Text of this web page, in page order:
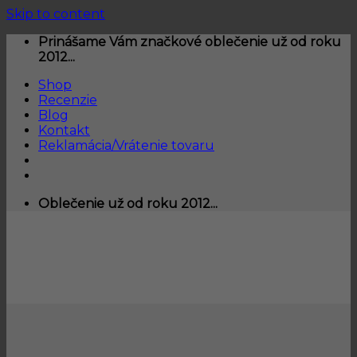
Skip to content
Prinášame Vám značkové oblečenie už od roku
2012...
Shop
Recenzie
Blog
Kontakt
Reklamácia/Vrátenie tovaru
Oblečenie už od roku 2012...